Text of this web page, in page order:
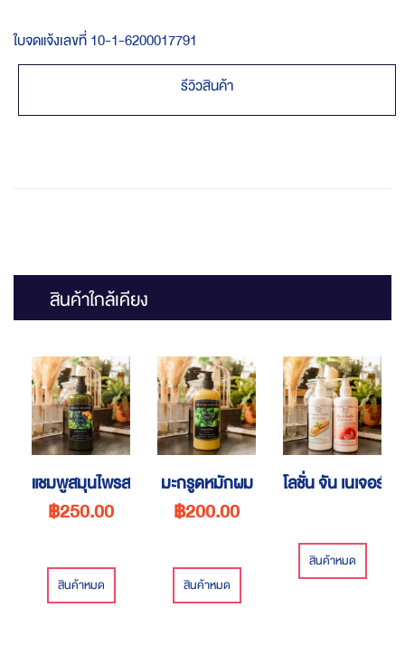
ใบจดแจ้งเลขที่ 10-1-6200017791
รีวิวสินค้า
สินค้าใกล้เคียง
แชมพูสมุนไพรสด
฿250.00
สินค้าหมด
มะกรูดหมักผม
฿200.00
สินค้าหมด
โลชั่น จัน เนเจอร์
สินค้าหมด